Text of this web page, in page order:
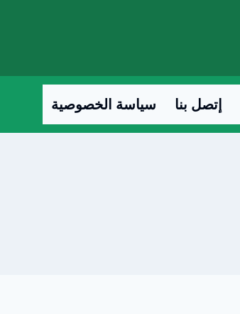
إتصل بنا سياسة الخصوصية